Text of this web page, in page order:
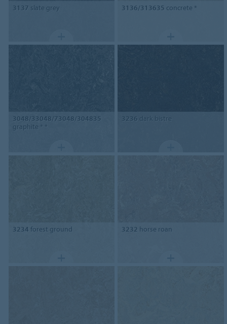
3137 slate grey 3136/313635 concrete *
3048/33048/73048/304835
graphite * *
3236 dark bistre
3234 forest ground 3232 horse roan